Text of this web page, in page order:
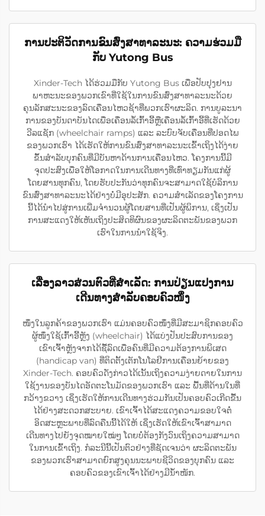
ການປະຕິວັດການຂົນສົ່ງສາທາລະນະ: ຄວາມຮ່ວມມື
ກັບ Yutong Bus
Xinder-Tech ໄດ້ຮ່ວມມືກັບ Yutong Bus ເພື່ອປັບປຸງຢານ
ພາຫະນະຂອງພວກເຂົາທີ່ໃຊ້ໃນການຂົນສົ່ງສາທາລະນະດ້ວຍ
ຄຸນລັກສະນະຂອງລົດເຄື່ອນໄຫວຊ້າທີ່ພວກເຮົາຜະລິດ. ການບູລະນາ
ການຂອງບັນດາບັນໄດເພື່ອເຄື່ອນລໍ້ເກົ້າອີ້ຫຼືເຄື່ອນລໍ້ເກົ້າອີ້ທີ່ເຮັດດ້ວຍ
ວີລແຊັກ (wheelchair ramps) ແລະ ລະບົບຈັບເຄື່ອນທີ່ປອດໄພ
ຂອງພວກເຮົາ ໄດ້ເຮັດໃຫ້ການຂົນສົ່ງສາທາລະນະເຂົ້າເຖິງໄດ້ງ່າຍ
ຂຶ້ນສຳລັບບຸກຄົນທີ່ມີບັນຫາດ້ານການເຄື່ອນໄຫວ. ໂຄງການນີ້ມີ
ຈຸດປະສົງເພື່ອໃຫ້ໂອກາດໃນການເດີນທາງທີ່ເທົ່າທຽມກັນແກ່ຜູ້
ໂດຍສານທຸກຄົນ, ໂດຍຮັບປະກັນວ່າທຸກຄົນຈະສາມາດໃຊ້ບໍລິການ
ຂົນສົ່ງສາທາລະນະໄດ້ຢ່າງບໍ່ມີອຸປະສັກ. ຄວາມສຳເລັດຂອງໂຄງການ
ນີ້ໄດ້ນຳໄປສູ່ການເພີ່ມຈຳນວນຜູ້ໂດຍສານທີ່ເປັນຜູ້ພິການ, ເຊິ່ງເປັນ
ການສະແດງໃຫ້ເຫັນເຖິງປະສິດທິຜົນຂອງຜະລິດຕະພັນຂອງພວກ
ເຮົາໃນການນຳໃຊ້ຈິງ.
ເລື່ອງລາວສ່ວນຕົວທີ່ສຳເລັດ: ການປ່ຽນແປງການ
ເດີນທາງສຳລັບຄອບຄົວໜຶ່ງ
ໜຶ່ງໃນລູກຄ້າຂອງພວກເຮົາ ແມ່ນຄອບຄົວໜຶ່ງທີ່ມີສະມາຊິກຄອບຄົວ
ຜູ້ໜຶ່ງໃຊ້ເກົ້າອີ້ຫຼັງ (wheelchair) ໄດ້ແບ່ງປັນປະສົບການຂອງ
ເຂົາເຈົ້າຫຼັງຈາກໄດ້ຊື້ລົດເພື່ອຄົນທີ່ມີຄວາມຕ້ອງການພິເສດ
(handicap van) ທີ່ຕິດຕັ້ງເຕັກໂນໂລຢີການເຄື່ອນຍ້າຍຂອງ
Xinder-Tech. ຄອບຄົວດັ່ງກ່າວໄດ້ເນັ້ນເຖິງຄວາມງ່າຍດາຍໃນການ
ໃຊ້ງານຂອງບັນໄດອັດຕະໂນມັດຂອງພວກເຮົາ ແລະ ພື້ນທີ່ດ້ານໃນທີ່
ກວ້າງຂວາງ ເຊິ່ງເຮັດໃຫ້ການເດີນທາງຮ່ວມກັນເປັນຄອບຄົວເກີດຂື້ນ
ໄດ້ຢ່າງສະດວກສະບາຍ. ເຂົາເຈົ້າໄດ້ສະແດງຄວາມຂອບໃຈຕໍ່
ອິດສະຫຼະພາບທີ່ລົດຄືນນີ້ໄດ້ໃຫ້ ເຊິ່ງເຮັດໃຫ້ເຂົາເຈົ້າສາມາດ
ເດີນທາງໄປຍັງຈຸດໝາຍໃໝ່ໆ ໂດຍບໍ່ຕ້ອງກັງວົນເຖິງຄວາມສາມາດ
ໃນການເຂົ້າເຖິງ. ກໍລະນີນີ້ເປັນຕົວຢ່າງທີ່ຊັດເຈນວ່າ ຜະລິດຕະພັນ
ຂອງພວກເຮົາສາມາດຍົກສູງຄຸນນະພາບຊີວິດຂອງບຸກຄົນ ແລະ
ຄອບຄົວຂອງເຂົາເຈົ້າໄດ້ຢ່າງມີນ້ຳໜັກ.